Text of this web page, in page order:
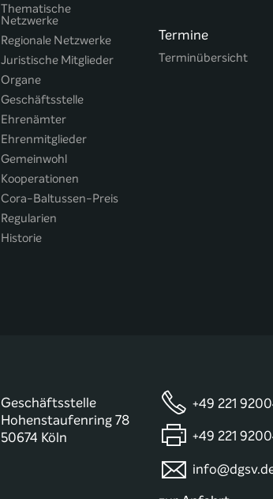
Thematische
Netzwerke
Regionale Netzwerke
Juristische Mitglieder
Organe
Geschäftsstelle
Ehrenämter
Ehrenmitglieder
Gemeinwohl
Kooperationen
Cora-Baltussen-Preis
Regularien
Historie
Termine
Terminübersicht
Geschäftsstelle
Hohenstaufenring 78
50674 Köln
+49 221
+49 221